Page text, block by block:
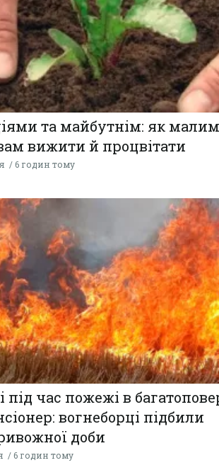
та майбутнім: як малим
вижити й процвітати
6 годин тому
під час пожежі в
вогнеборці підбили
доби
6 годин тому